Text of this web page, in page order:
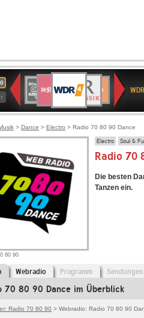
Deutschlandfunk
80er
90er
OLDIE
ANTENNE
4
KLASSIK
Deutschlandfunk
Kultur
Kultur
2
> Dance > Electro > Radio 70 80 90 Dance
80 90
Electro Soul &
Radio 70
Die besten
Tanzen ein.
Webradio Programm
70 80 90 Dance im Überblick
Radio 70 80 90 > Webradio: Radio 70 80 90